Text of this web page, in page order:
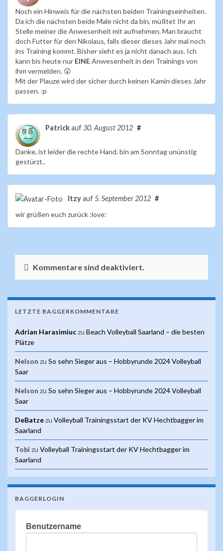
Noch ein Hinweis für die nächsten beiden Trainingseinheiten.
Da ich die nächsten beide Male nicht da bin, müßtet Ihr an
Stelle meiner die Anwesenheit mit aufnehmen. Man braucht
doch Futter für den Nikolaus, falls dieser dieses Jahr mal noch
ins Training kommt. Bisher sieht es ja nicht danach aus. Ich
kann bis heute nur EINEAnwesenheit in den Trainings von
ihm vermelden. 😮
Mit der Plauze wird der sicher durch keinen Kamin dieses Jahr
passen. :p
Patrickauf30. August 2012 #
Danke, ist leider die rechte Hand. bin am Sonntag unünstig
gestürzt..
Itzyauf5. September 2012 #
wir grüßen euch zurück :love:
Kommentare sind deaktiviert.
LETZTE BAGGERKOMMENTARE
Adrian Harasimiuczu Beach Volleyball Saarland – die besten
Plätze
Nelson zu So sehn Sieger aus – Hobbyrunde 2024 Volleyball
Saar
Nelson zu So sehn Sieger aus – Hobbyrunde 2024 Volleyball
Saar
DeBatzezu Volleyball Trainingsstart der KV Hechtbagger im
Saarland
Tobi zu Volleyball Trainingsstart der KV Hechtbagger im
Saarland
BAGGERLOGIN
Benutzername